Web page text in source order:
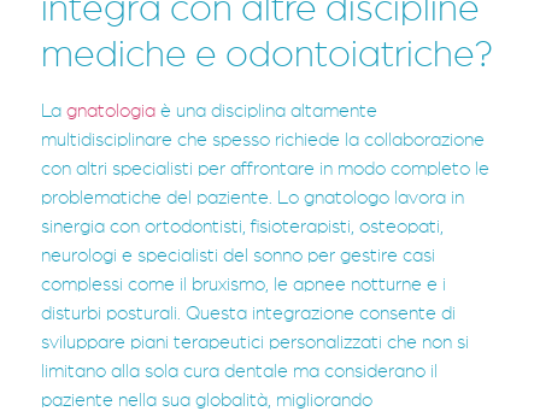
integra con altre discipline
mediche e odontoiatriche?
La gnatologia è una disciplina altamente
multidisciplinare che spesso richiede la collaborazione
con altri specialisti per affrontare in modo completo le
problematiche del paziente. Lo gnatologo lavora in
sinergia con ortodontisti, fisioterapisti, osteopati,
neurologi e specialisti del sonno per gestire casi
complessi come il bruxismo, le apnee notturne e i
disturbi posturali. Questa integrazione consente di
sviluppare piani terapeutici personalizzati che non si
limitano alla sola cura dentale ma considerano il
paziente nella sua globalità, migliorando